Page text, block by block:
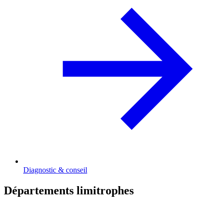
Diagnostic & conseil
Départements limitrophes